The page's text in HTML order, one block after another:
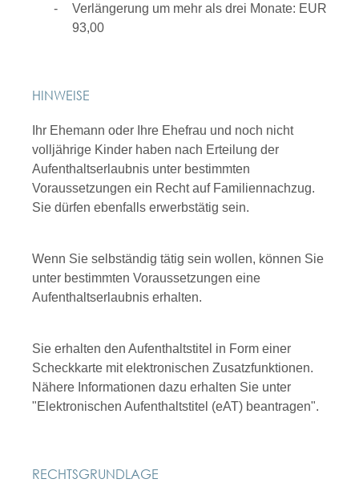
Verlängerung um mehr als drei Monate: EUR
93,00
HINWEISE
Ihr Ehemann oder Ihre Ehefrau und noch nicht
volljährige Kinder haben nach Erteilung der
Aufenthaltserlaubnis unter bestimmten
Voraussetzungen ein Recht auf Familiennachzug.
Sie dürfen ebenfalls erwerbstätig sein.
Wenn Sie selbständig tätig sein wollen, können Sie
unter bestimmten Voraussetzungen eine
Aufenthaltserlaubnis erhalten.
Sie erhalten den Aufenthaltstitel in Form einer
Scheckkarte mit elektronischen Zusatzfunktionen.
Nähere Informationen dazu erhalten Sie unter
"Elektronischen Aufenthaltstitel (eAT) beantragen".
RECHTSGRUNDLAGE